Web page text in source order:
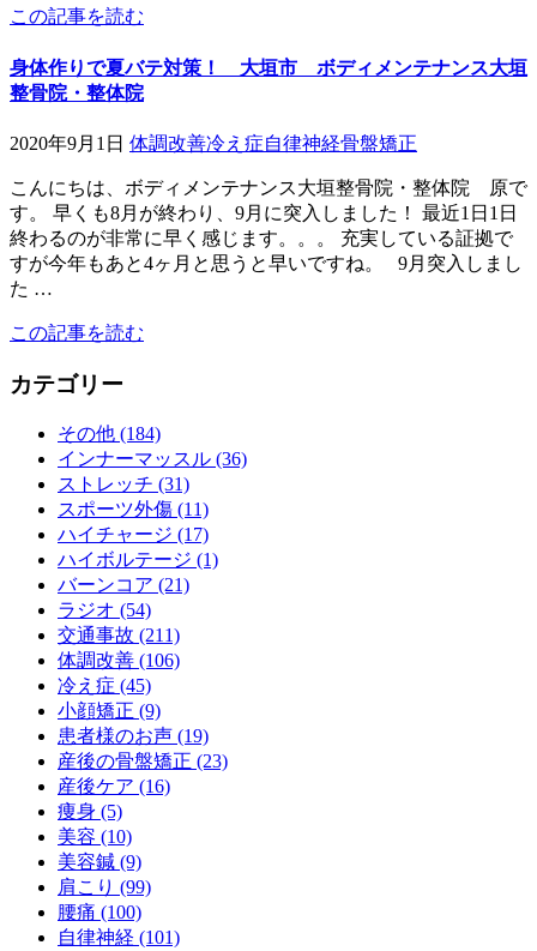
この記事を読む
身体作りで夏バテ対策！ 大垣市 ボディメンテナンス大垣
整骨院・整体院
2020年9月1日 体調改善冷え症自律神経骨盤矯正
こんにちは、ボディメンテナンス大垣整骨院・整体院 原で
す。 早くも8月が終わり、9月に突入しました！ 最近1日1日
終わるのが非常に早く感じます。。。 充実している証拠で
すが今年もあと4ヶ月と思うと早いですね。 9月突入しまし
た …
この記事を読む
カテゴリー
その他 (184)
インナーマッスル (36)
ストレッチ (31)
スポーツ外傷 (11)
ハイチャージ (17)
ハイボルテージ (1)
バーンコア (21)
ラジオ (54)
交通事故 (211)
体調改善 (106)
冷え症 (45)
小顔矯正 (9)
患者様のお声 (19)
産後の骨盤矯正 (23)
産後ケア (16)
痩身 (5)
美容 (10)
美容鍼 (9)
肩こり (99)
腰痛 (100)
自律神経 (101)